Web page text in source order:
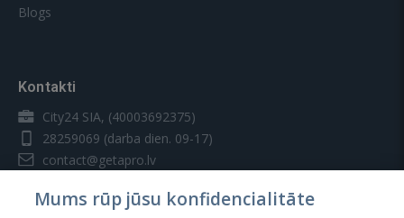
Blogs
Kontakti
City24 SIA, (40003692375)
28259069 (darba dien. 09-17)
contact@getapro.lv
Mums rūp jūsu konfidencialitāte